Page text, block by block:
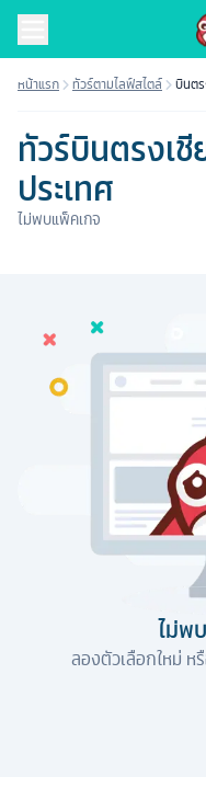
หน้าแรก ทัวร์ตามไลฟ์สไตล์
บินต
ทัวร์บินตรงเ
ประเทศ
ไม่พบแพ็คเกจ
ไม่พ
ลองตัวเลือกใหม่ ห